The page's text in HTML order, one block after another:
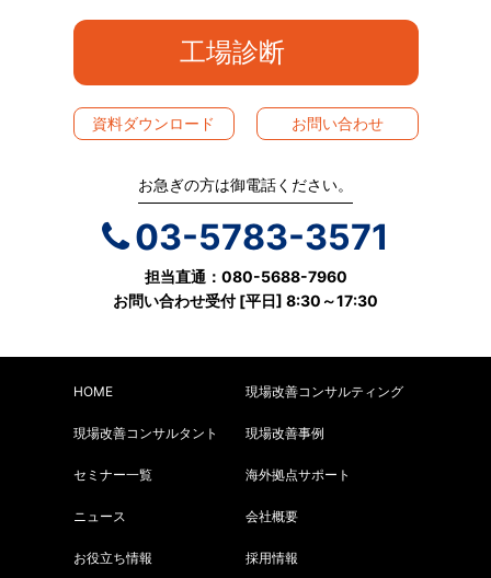
工場診断
資料ダウンロード お問い合わせ
お急ぎの方は御電話ください。
03-5783-3571
担当直通：080-5688-7960
お問い合わせ受付 [平日] 8:30～17:30
HOME 現場改善コンサルティング
現場改善コンサルタント 現場改善事例
セミナー一覧 海外拠点サポート
ニュース 会社概要
お役立ち情報 採用情報